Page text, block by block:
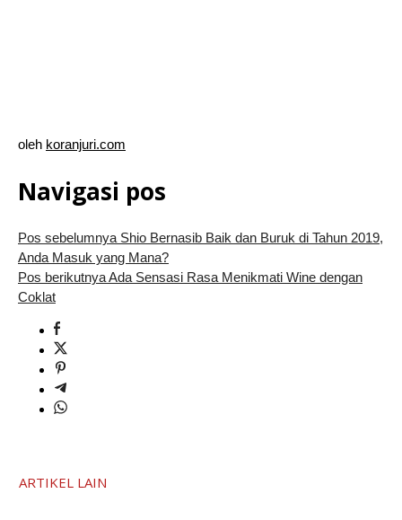
oleh koranjuri.com
Navigasi pos
Pos sebelumnyaShio Bernasib Baik dan Buruk di Tahun 2019,
Anda Masuk yang Mana?
Pos berikutnyaAda Sensasi Rasa Menikmati Wine dengan
Coklat
ARTIKEL LAIN